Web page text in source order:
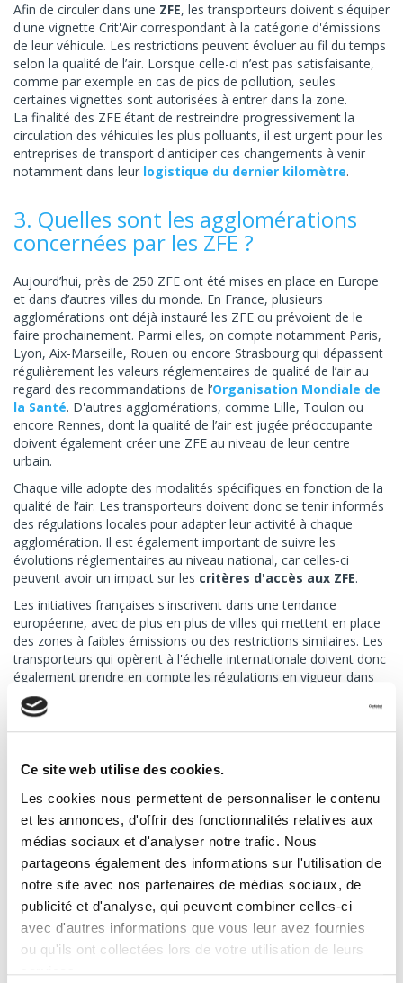
Ce site web utilise des cookies.
Les cookies nous permettent de personnaliser le contenu
et les annonces, d'offrir des fonctionnalités relatives aux
médias sociaux et d'analyser notre trafic. Nous
partageons également des informations sur l'utilisation de
notre site avec nos partenaires de médias sociaux, de
publicité et d'analyse, qui peuvent combiner celles-ci
avec d'autres informations que vous leur avez fournies
ou qu'ils ont collectées lors de votre utilisation de leurs
Afin de circuler dans une ZFE, les transporteurs doivent s'équiper
d'une vignette Crit'Air correspondant à la catégorie d'émissions
de leur véhicule. Les restrictions peuvent évoluer au fil du temps
selon la qualité de l’air. Lorsque celle-ci n’est pas satisfaisante,
comme par exemple en cas de pics de pollution, seules
certaines vignettes sont autorisées à entrer dans la zone.
La finalité des ZFE étant de restreindre progressivement la
circulation des véhicules les plus polluants, il est urgent pour les
entreprises de transport d'anticiper ces changements à venir
notamment dans leur logistique du dernier kilomètre.
3. Quelles sont les agglomérations
concernées par les ZFE ?
Aujourd’hui, près de 250 ZFE ont été mises en place en Europe
et dans d’autres villes du monde. En France, plusieurs
agglomérations ont déjà instauré les ZFE ou prévoient de le
faire prochainement. Parmi elles, on compte notamment Paris,
Lyon, Aix-Marseille, Rouen ou encore Strasbourg qui dépassent
régulièrement les valeurs réglementaires de qualité de l’air au
regard des recommandations de l’Organisation Mondiale de
la Santé. D'autres agglomérations, comme Lille, Toulon ou
encore Rennes, dont la qualité de l’air est jugée préoccupante
doivent également créer une ZFE au niveau de leur centre
urbain.
Chaque ville adopte des modalités spécifiques en fonction de la
qualité de l’air. Les transporteurs doivent donc se tenir informés
des régulations locales pour adapter leur activité à chaque
agglomération. Il est également important de suivre les
évolutions réglementaires au niveau national, car celles-ci
peuvent avoir un impact sur les critères d'accès aux ZFE.
Les initiatives françaises s'inscrivent dans une tendance
européenne, avec de plus en plus de villes qui mettent en place
des zones à faibles émissions ou des restrictions similaires. Les
transporteurs qui opèrent à l'échelle internationale doivent donc
également prendre en compte les régulations en vigueur dans
les différents pays où ils circulent.
verdir sa flotte de véhicules
Pour répondre aux exigences des ZFE, plusieurs options
s'offrent aux professionnels du transport afin d'adapter leur
flotte à ces nouvelles contraintesenvironnementales
elles :
Opter pour des véhicules électriques: ils présentent
l'avantage d'être totalement silencieux et ne produisent aucune
émission polluante en circulation. Cependant, leur autonomie
peut être limitée et le réseau de bornes de recharge encore